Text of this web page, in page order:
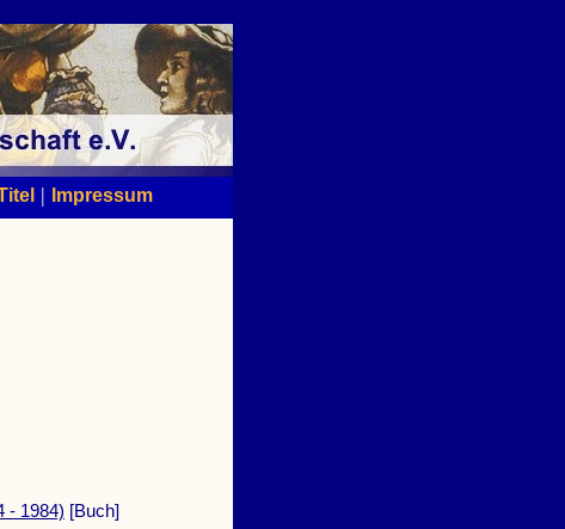
| Impressum
- 1984) [Buch]